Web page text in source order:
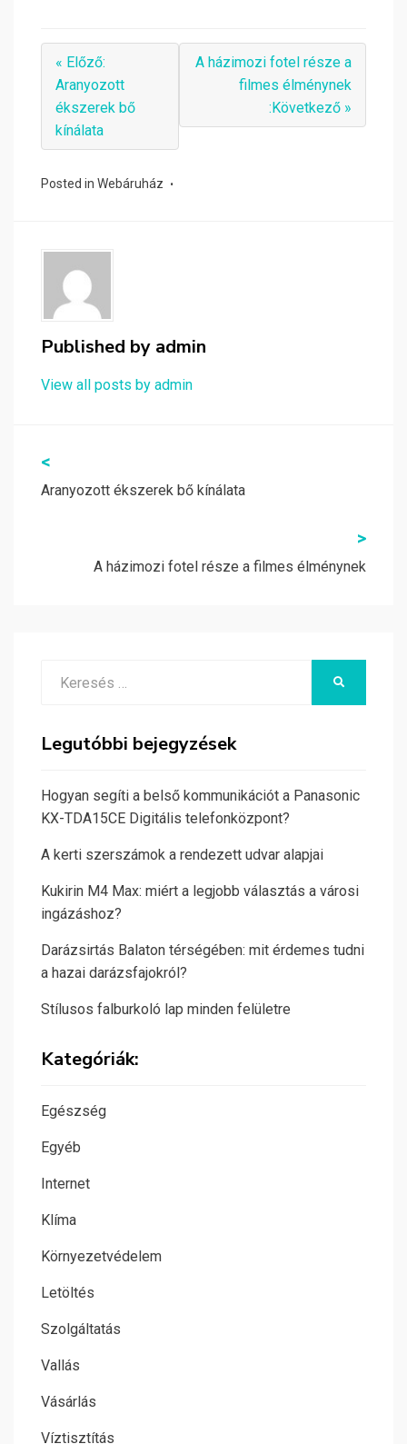
« Előző:
Aranyozott
ékszerek bő
kínálata
A házimozi fotel része a
filmes élménynek
:Következő »
Posted in Webáruház
Published by admin
View all posts by admin
Bejegyzés
navigáció
<
Aranyozott ékszerek bő kínálata
>
A házimozi fotel része a filmes élménynek
Legutóbbi bejegyzések
Hogyan segíti a belső kommunikációt a Panasonic
KX-TDA15CE Digitális telefonközpont?
A kerti szerszámok a rendezett udvar alapjai
Kukirin M4 Max: miért a legjobb választás a városi
ingázáshoz?
Darázsirtás Balaton térségében: mit érdemes tudni
a hazai darázsfajokról?
Stílusos falburkoló lap minden felületre
Kategóriák:
Egészség
Egyéb
Internet
Klíma
Környezetvédelem
Letöltés
Szolgáltatás
Vallás
Vásárlás
Víztisztítás